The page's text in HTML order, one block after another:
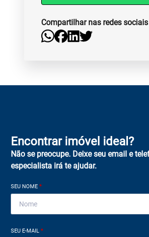
Compartilhar nas redes sociais
Encontrar imóvel ideal?
Não se preocupe. Deixe seu email e
especialista irá te ajudar.
SEU NOME*
SEU E-MAIL*